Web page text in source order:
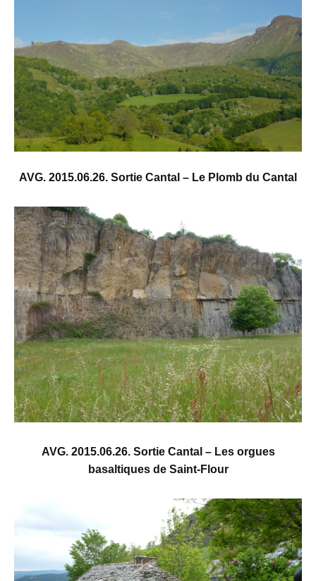
AVG. 2015.06.26. Sortie Cantal – Le Plomb du Cantal
AVG. 2015.06.26. Sortie Cantal – Les orgues
basaltiques de Saint-Flour